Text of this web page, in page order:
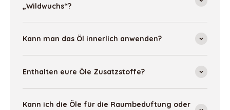
„Wildwuchs“?
Kann man das Öl innerlich anwenden?
Enthalten eure Öle Zusatzstoffe?
Kann ich die Öle für die Raumbeduftung oder